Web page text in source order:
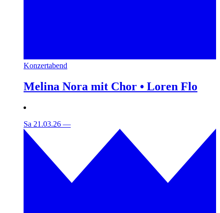
Konzertabend
Melina Nora mit Chor • Loren Flo
Sa 21.03.26 —